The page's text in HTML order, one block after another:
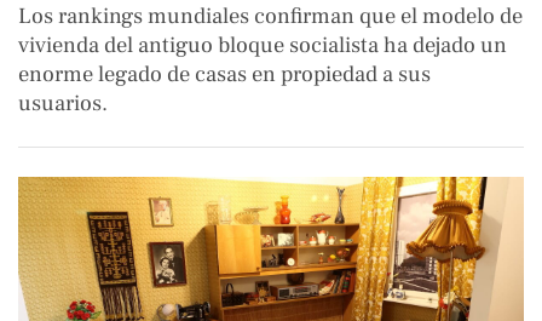
Los rankings mundiales confirman que el modelo de
vivienda del antiguo bloque socialista ha dejado un
enorme legado de casas en propiedad a sus
usuarios.